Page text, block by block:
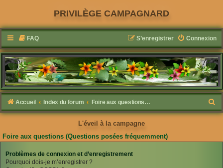
PRIVILÈGE CAMPAGNARD
FAQ Connexion
S’enregistrer
Accueil Index du forum Foire aux questions (Questions posées fréquemment)
e
L'éveil à la campagne
Foire aux questions (Questions posées fréquemment)
Problèmes de connexion et d’enregistrement
Pourquoi dois-je m’enregistrer ?